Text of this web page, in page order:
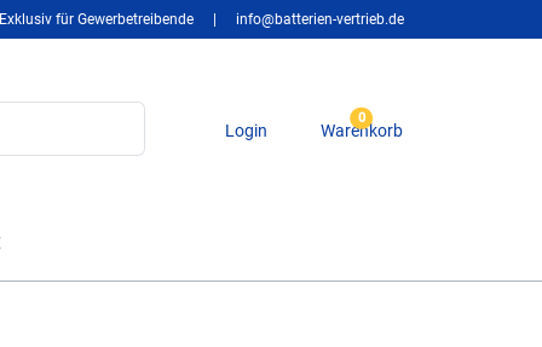
Exklusiv für Gewerbetreibende info@batterien-vertrieb.de
Login
0
Warenkorb